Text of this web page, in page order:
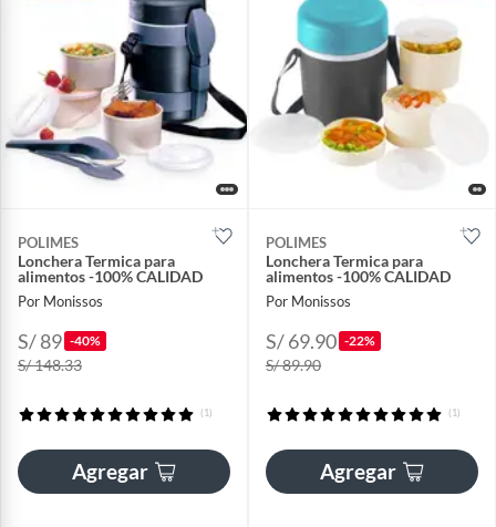
POLIMES
Lonchera Termica para
alimentos -100% CALIDAD
Por Monissos
S/ 89 -40%
S/ 148.33
(1)
Agregar
POLIMES
Lonchera Termica para
alimentos -100% CALIDAD
Por Monissos
S/ 69.90 -22%
S/ 89.90
(1)
Agregar